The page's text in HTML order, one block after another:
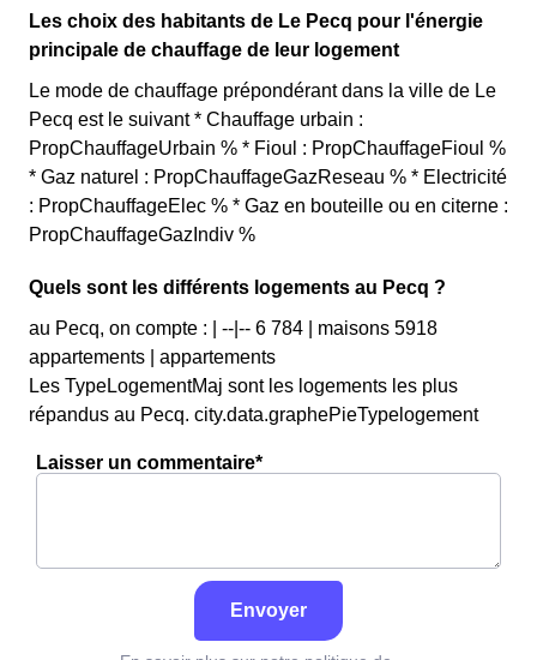
Les choix des habitants de Le Pecq pour l'énergie
principale de chauffage de leur logement
Le mode de chauffage prépondérant dans la ville de Le
Pecq est le suivant * Chauffage urbain :
PropChauffageUrbain % * Fioul : PropChauffageFioul %
* Gaz naturel : PropChauffageGazReseau % * Electricité
: PropChauffageElec % * Gaz en bouteille ou en citerne :
PropChauffageGazIndiv %
Quels sont les différents logements au Pecq ?
au Pecq, on compte : | --|-- 6 784 | maisons 5918
appartements | appartements
Les TypeLogementMaj sont les logements les plus
répandus au Pecq. city.data.graphePieTypelogement
Laisser un commentaire*
Envoyer